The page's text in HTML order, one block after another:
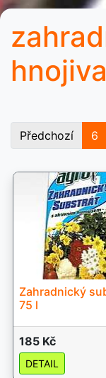
hnojiva
Předchozí 6
Zahradnický
75 l
185 Kč
DETAIL